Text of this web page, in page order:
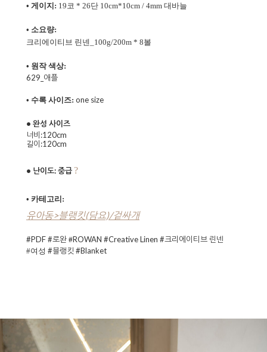
• 게이지: 19코 * 26단 10cm*10cm / 4mm 대바늘
• 소요량:
크리에이티브 린넨_100g/200m * 8볼
• 원작 색상:
629_애플
• 수록 사이즈: one size
• 완성 사이즈
너비:120cm
길이:120cm
• 난이도: 중급 ?
• 카테고리:
유아동>블랭킷(담요)/겉싸개
#PDF #로완 #ROWAN #Creative Linen #크리에이티브 린넨
#여성 #블랭킷 #Blanket